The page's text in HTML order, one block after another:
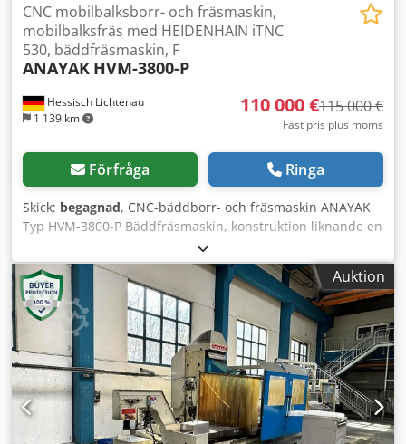
Hessisch Lichtenau
1 139 km
CNC mobilbalksborr- och fräsmaskin,
mobilbalksfräs med HEIDENHAIN iTNC
530, bäddfräsmaskin, F
ANAYAK HVM-3800-P
110 000 €115 000 €
Fast pris plus moms
Förfråga Ringa
Skick: begagnad, CNC-bäddborr- och fräsmaskin ANAYAK
Typ HVM-3800-P Bäddfräsmaskin, konstruktion liknande en
plattborrmaskin med fast bord Maskinnr: M-20021203
Tillverkningsår 2002 "Renoverad 2025" Maskinen kommer
att verkstadsrenoveras under 2025 och kan därefter
besiktigas på lager i 37235 Hessisch Lichtenau.
Rörelsebanor X: 3200 mm, Y: 1200 mm, Z: 1500 mm
Bordstorlek 3800 x 1200 mm T-spår 8 st, 22 mm spårvidd,
130 mm avstånd Bordbelastning max 25 ton (fast bord –
nästintill obegränsad belastning) Spindelupptag ISO 50
(DIN69871-A) (dragtapp DIN 69872-B) Spindelvarvtal 60–
4000 v/min, steglöst Matningshastighet upp till 10 000
mm/min, steglöst Snabbtravers i X + Y: 20 m/min
Auktion